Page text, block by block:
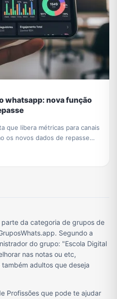
whatsapp: nova função
que libera métricas para canais
os novos dados de repasse
da categoria de grupos de
Segundo a
do grupo: "Escola Digital
nas notas ou etc,
também adultos que deseja
Profissões que pode te ajudar